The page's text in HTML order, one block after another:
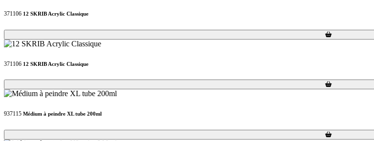
371106 12 SKRIB Acrylic Classique
Loading...
Loading...
371106 12 SKRIB Acrylic Classique
Loading...
Loading...
937115 Médium à peindre XL tube 200ml
Loading...
Loading...